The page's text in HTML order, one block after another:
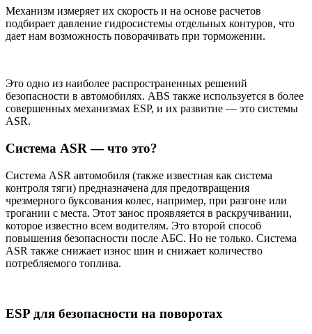
Механизм измеряет их скорость и на основе расчетов
подбирает давление гидросистемы отдельных контуров, что
дает нам возможность поворачивать при торможении.
Это одно из наиболее распространенных решений
безопасности в автомобилях. ABS также используется в более
совершенных механизмах ESP, и их развитие — это системы
ASR.
Система ASR — что это?
Система ASR автомобиля (также известная как система
контроля тяги) предназначена для предотвращения
чрезмерного буксования колес, например, при разгоне или
трогании с места. Этот занос проявляется в раскручивании,
которое известно всем водителям. Это второй способ
повышения безопасности после АБС. Но не только. Система
ASR также снижает износ шин и снижает количество
потребляемого топлива.
ESP для безопасности на поворотах